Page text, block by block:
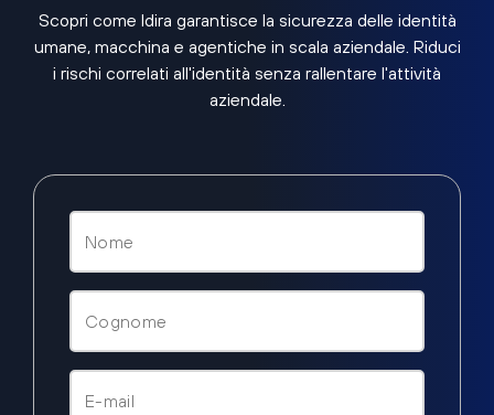
Scopri come Idira garantisce la sicurezza delle identità
umane, macchina e agentiche in scala aziendale. Riduci
i rischi correlati all'identità senza rallentare l'attività
aziendale.